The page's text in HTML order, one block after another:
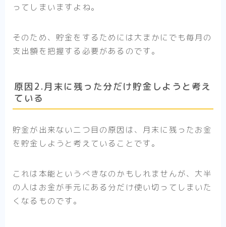
ってしまいますよね。
そのため、貯金をするためには大まかにでも毎月の
支出額を把握する必要があるのです。
原因2.月末に残った分だけ貯金しようと考え
ている
貯金が出来ない二つ目の原因は、月末に残ったお金
を貯金しようと考えていることです。
これは本能というべきなのかもしれませんが、大半
の人はお金が手元にある分だけ使い切ってしまいた
くなるものです。